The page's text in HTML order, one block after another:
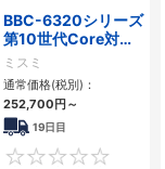
0
BBC-6320シリーズ
第10世代Core対応
小型フロアマウント
FAPC 2PCI・2PCIe
ミスミ
通常価格(税別)：
252,700円～
19日目